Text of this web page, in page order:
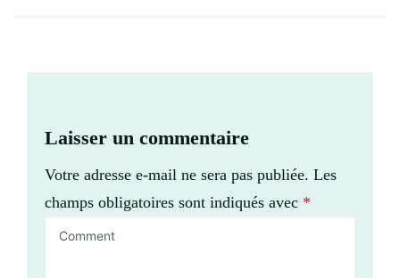
Laisser un commentaire
Votre adresse e-mail ne sera pas publiée. Les
champs obligatoires sont indiqués avec *